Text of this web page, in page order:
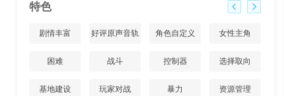
特色
剧情丰富 好评原声音轨 角色自定义 女性主角
困难 战斗 控制器 选择取向
基地建设 玩家对战 暴力 资源管理